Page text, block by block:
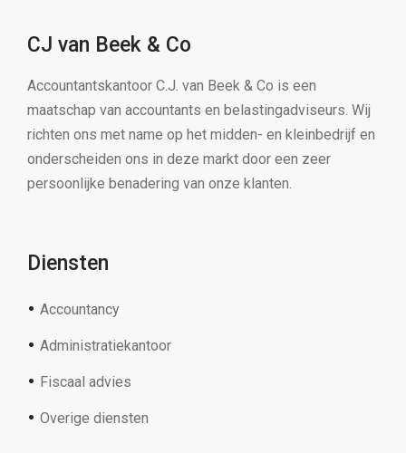
CJ van Beek & Co
Accountantskantoor C.J. van Beek & Co is een
maatschap van accountants en belastingadviseurs. Wij
richten ons met name op het midden- en kleinbedrijf en
onderscheiden ons in deze markt door een zeer
persoonlijke benadering van onze klanten.
Diensten
Accountancy
Administratiekantoor
Fiscaal advies
Overige diensten